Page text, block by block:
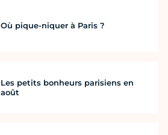
Où pique-niquer à Paris ?
Les petits bonheurs parisiens en
août